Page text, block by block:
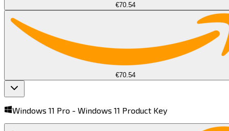
€70.54
€70.54
Windows 11 Pro - Windows 11 Product Key​​​​‌ ‍ ​‍​‍‌‍ ‌ ​‍‌‍‍‌‌‍‌ ‌‍‍‌‌‍ ‍​‍​‍​ ‍‍​‍​‍‌ ​ ‌‍​‌‌‍ ‍‌‍‍‌‌ ‌​‌ ‍‌​‍ ‍‌‍‍‌‌‍ ​‍​‍​‍ ​​‍​‍‌‍‍​‌ ​‍‌‍‌‌‌‍‌‍​‍​‍​ ‍‍​‍​‍​‍ ‌‍​‌‌‍‌​‌‍ ‌‌‍‍‌‌‍ ‍​‍ ‌‍‍‌‌‍ ‍‌ ‌​‌‍‌‌‌‍ ‍‌ ‌​​‍ ‌‍‌‌‌‍‌​‌‍‍‌‌ ‌​​‍ ‌‍ ‌‌‍ ‌‍‌​‌‍‌‌​ ‌‌ ​​‌ ​‍‌‍‌‌‌ ​ ‌‍‌‌‌‍ ‍‌ ‌​‌‍​‌‌ ‌​‌‍‍‌‌‍ ‌‍ ‍​ ‍ ‌‍‍‌‌‍‌​​ ‌​ ​​​ ‌‍​ ‌‍​ ‍‌​ ​​​ ‌ ‌‍‌‍‌‍​ ​‍ ‌​ ‍‌‌‍‌‍​ ‌‍​ ‌‍​‍ ‌​ ‌​​ ​​‌‍‌‍​ ‍‌​‍ ‌‌‍​‌​ ​ ​ ​ ‌‍‌‍​‍ ‌‌‍‌‍​ ‌‌​ ​‌​ ​‍‌‍‌‌​ ​‍​ ‌‌‌‍‌‍‌‍​‌‌‍​ ‌‍‌‌​ ‍‌​ ‍ ‌ ‌​‌ ‍‌‌ ​​‌‍‌‌​ ‌‌‍ ‌ ‌​‌‍‍​‌‍‌‌‌ ​‍​ ‍ ‌ ​​‌‍​‌‌ ‌​‌‍‍​​ ‌‌‍ ‍‌‍​‌‌‍ ‌‌‍‌‌​ ‌‍​‍‌‍​‌‌ ​ ‌‍‌‌‌‌‌‌‌ ​‍‌‍ ​​ ‌​‍‌‌​ ​‍‌​‌‍‌‍​‌‌‍‌​‌‍ ‌‌‍‍‌‌‍ ‍​‍‌‍‌‍‍‌‌‍‌​​ ‌​ ​​​ ‌‍​ ‌‍​ ‍‌​ ​​​ ‌ ‌‍‌‍‌‍​ ​‍ ‌​ ‍‌‌‍‌‍​ ‌‍​ ‌‍​‍ ‌​ ‌​​ ​​‌‍‌‍​ ‍‌​‍ ‌‌‍​‌​ ​ ​ ​ ‌‍‌‍​‍ ‌‌‍‌‍​ ‌‌​ ​‌​ ​‍‌‍‌‌​ ​‍​ ‌‌‌‍‌‍‌‍​‌‌‍​ ‌‍‌‌​ ‍‌​‍‌‍‌ ‌​‌ ‍‌‌ ​​‌‍‌‌​ ‌‌‍ ‌ ‌​‌‍‍​‌‍‌‌‌ ​‍​‍‌‍‌ ​​‌‍​‌‌ ‌​‌‍‍​​ ‌‌‍ ‍‌‍​‌‌‍ ‌‌‍‌‌​‍‌‍‌ ​​‌‍‌‌‌ ​‍‌ ​ ‌ ​​‌‍‌‌‌‍​ ‌ ‌​‌‍‍‌‌ ‌‍‌‍‌‌​ ‌‌ ​​‌ ‌‌‌‍​‍‌‍ ​‌‍‍‌‌ ​ ‌‍‍​‌‍‌‌‌‍‌​​‍​‍‌ ‌